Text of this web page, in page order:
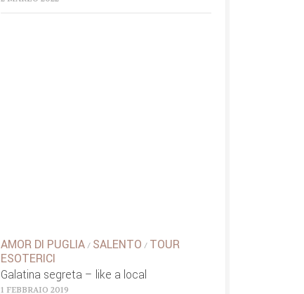
AMOR DI PUGLIA / SALENTO / TOUR
ESOTERICI
Galatina segreta – like a local
1 FEBBRAIO 2019